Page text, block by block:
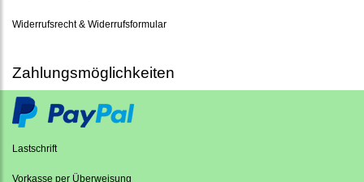
Widerrufsrecht & Widerrufsformular
Zahlungsmöglichkeiten
Lastschrift
Vorkasse per Überweisung